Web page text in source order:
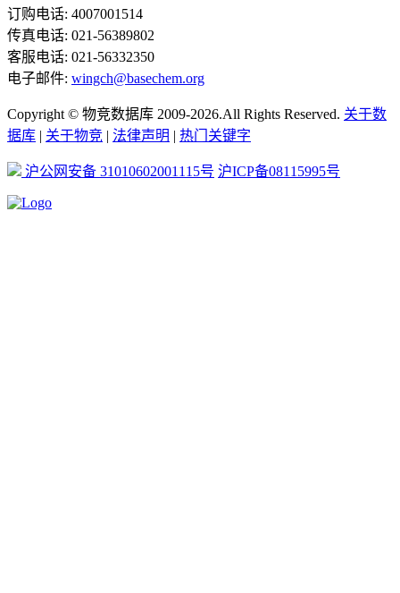
订购电话: 4007001514
传真电话: 021-56389802
客服电话: 021-56332350
电子邮件: wingch@basechem.org
Copyright © 物竞数据库 2009-2026.All Rights Reserved. 关于数
据库 | 关于物竞 | 法律声明 | 热门关键字
沪公网安备 31010602001115号 沪ICP备08115995号